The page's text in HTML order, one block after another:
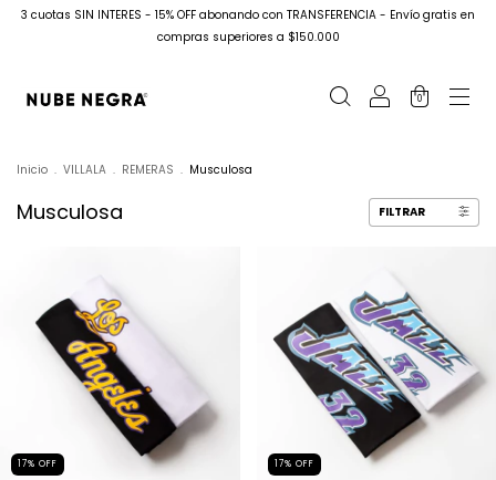
3 cuotas SIN INTERES - 15% OFF abonando con TRANSFERENCIA - Envío gratis en
compras superiores a $150.000
0
Inicio . VILLALA . REMERAS . Musculosa
Musculosa FILTRAR
17% OFF 17% OFF